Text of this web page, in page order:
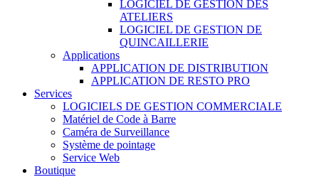
LOGICIEL DE GESTION DES
ATELIERS
LOGICIEL DE GESTION DE
QUINCAILLERIE
Applications
APPLICATION DE DISTRIBUTION
APPLICATION DE RESTO PRO
Services
LOGICIELS DE GESTION COMMERCIALE
Matériel de Code à Barre
Caméra de Surveillance
Système de pointage
Service Web
Boutique